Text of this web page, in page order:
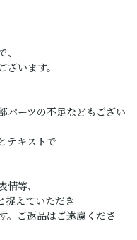
います。
パーツの不足などもござい
テキストで
等、
えていただき
ご返品はご遠慮くださ